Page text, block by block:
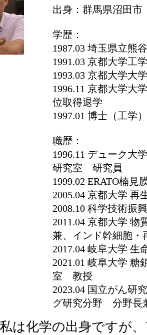
出身：群馬県沼田市
学歴：
1987.03 埼玉県立熊
1991.03 京都大学工
1993.03 京都大学大
1996.11 京都大学大
位取得退学
1997.01 博士（工学
職歴：
1996.11 デューク大
研究室 研究員
1999.02 ERATO楠
2005.04 京都大学 再
2008.10 科学技術振
2011.04 京都大学
兼、インド幹細胞
2017.04 岐阜大学
2021.01 岐阜大学
室 教授
2023.04 国立がん研
グ研究分野 分野長
は化学の出身ですが